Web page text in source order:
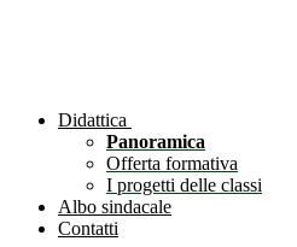
Didattica
Panoramica
Offerta formativa
I progetti delle classi
Albo sindacale
Contatti